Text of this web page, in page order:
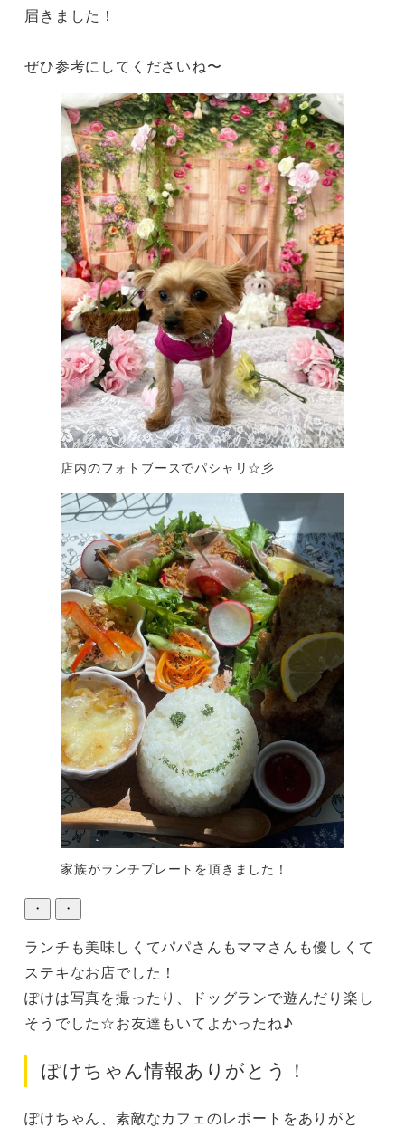
届きました！
ぜひ参考にしてくださいね〜
店内のフォトブースでパシャリ☆彡
家族がランチプレートを頂きました！
・ ・
ランチも美味しくてパパさんもママさんも優しくて
ステキなお店でした！
ぽけは写真を撮ったり、ドッグランで遊んだり楽し
そうでした☆お友達もいてよかったね♪
ぽけちゃん情報ありがとう！
ぽけちゃん、素敵なカフェのレポートをありがと